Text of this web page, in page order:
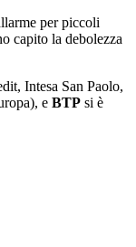
per piccoli
capito la debolezza
Intesa San Paolo,
e BTP si è